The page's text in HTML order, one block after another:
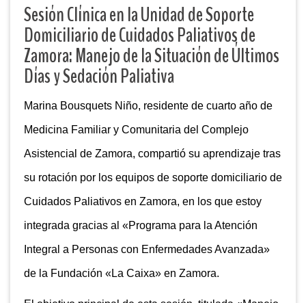
Sesión Clínica en la Unidad de Soporte
Domiciliario de Cuidados Paliativos de
Zamora: Manejo de la Situación de Últimos
Días y Sedación Paliativa
Marina Bousquets Niño, residente de cuarto año de
Medicina Familiar y Comunitaria del Complejo
Asistencial de Zamora, compartió su aprendizaje tras
su rotación por los equipos de soporte domiciliario de
Cuidados Paliativos en Zamora, en los que estoy
integrada gracias al «Programa para la Atención
Integral a Personas con Enfermedades Avanzada»
de la Fundación «La Caixa» en Zamora.